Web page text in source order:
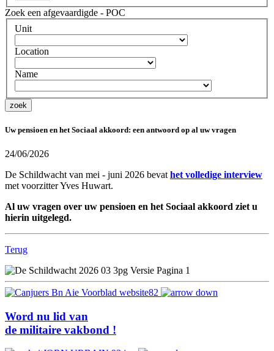
Zoek een afgevaardigde - POC
Unit
Location
Name
Uw pensioen en het Sociaal akkoord: een antwoord op al uw vragen
24/06/2026
De Schildwacht van mei - juni 2026 bevat het volledige interview
met voorzitter Yves Huwart.
Al uw vragen over uw pensioen en het Sociaal akkoord ziet u
hierin uitgelegd.
Terug
Word nu lid van
de militaire vakbond !